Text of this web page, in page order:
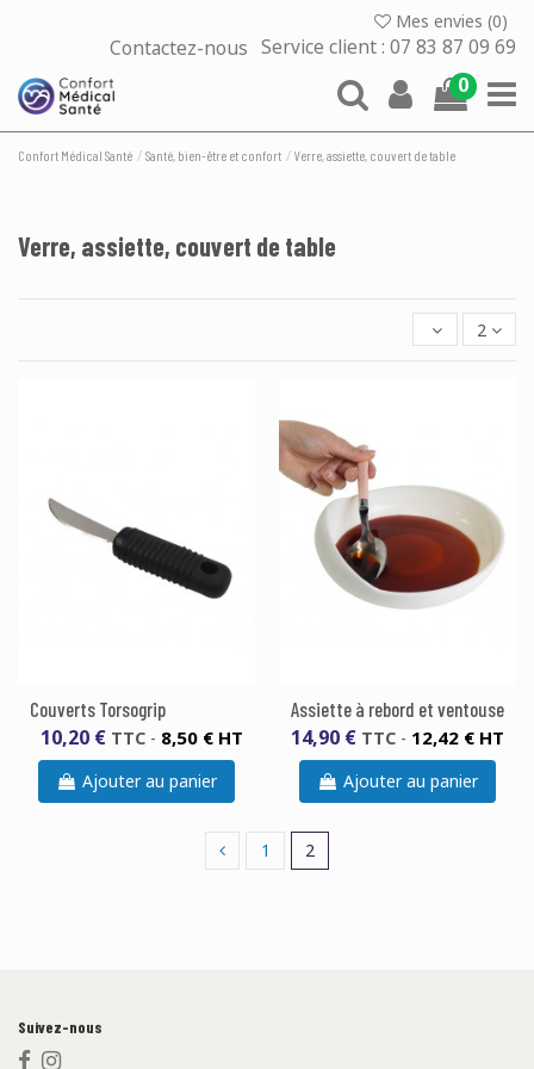
Mes envies (0)
Contactez-nous Service client : 07 83 87 09 69
0
Confort Médical Santé Santé, bien-être et confort Verre, assiette, couvert de table
Verre, assiette, couvert de table
2
Couverts Torsogrip
10,20 € TTC - 8,50 € HT
Ajouter au panier
Assiette à rebord et ventouse
14,90 € TTC - 12,42 € HT
Ajouter au panier
1 2
Suivez-nous